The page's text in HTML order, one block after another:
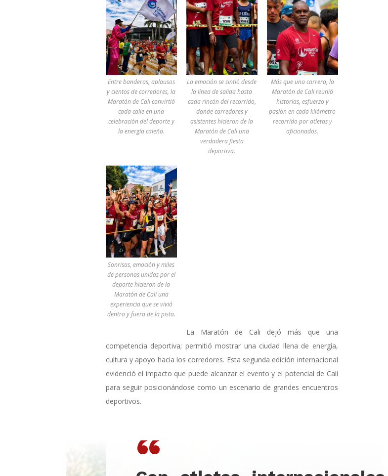
Entre banderas, aplausos
y cientos de corredores, la
Maratón de Cali convirtió
cada calle en una
celebración del deporte y
la energía caleña.
La emoción se sintió desde
la línea de salida hasta
cada rincón del recorrido,
donde corredores y
asistentes hicieron de la
Maratón de Cali una
verdadera fiesta
deportiva.
Más que una carrera, la
Maratón de Cali reunió
historias, esfuerzo y
pasión en cada kilómetro
recorrido por atletas y
aficionados.
Sonrisas, emoción y miles
de personas unidas por el
deporte hicieron de la
Maratón de Cali una
experiencia que se vivió
dentro y fuera de la pista.
La Maratón de Cali dejó más que una
competencia deportiva; permitió mostrar una ciudad llena de energía,
cultura y apoyo hacia los corredores. Esta segunda edición internacional
evidenció el impacto que puede alcanzar el evento y el potencial de Cali
para seguir posicionándose como un escenario de grandes encuentros
deportivos.
“